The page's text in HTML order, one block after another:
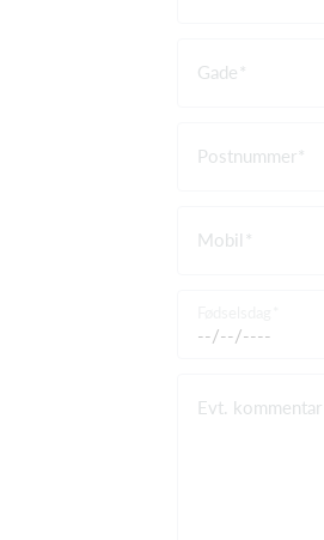
Gade
Postnummer
Mobil
Evt. kommentar